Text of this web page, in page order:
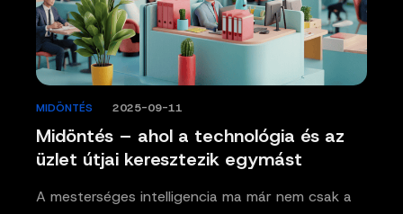
Midöntés – ahol a technológia és az
üzlet útjai keresztezik egymást
MIDÖNTÉS 2025-09-11
A mesterséges intelligencia ma már nem csak a